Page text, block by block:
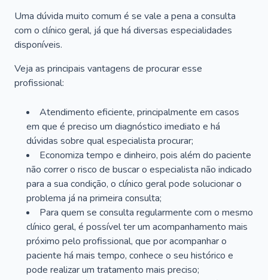
Uma dúvida muito comum é se vale a pena a consulta
com o clínico geral, já que há diversas especialidades
disponíveis.
Veja as principais vantagens de procurar esse
profissional:
Atendimento eficiente, principalmente em casos
em que é preciso um diagnóstico imediato e há
dúvidas sobre qual especialista procurar;
Economiza tempo e dinheiro, pois além do paciente
não correr o risco de buscar o especialista não indicado
para a sua condição, o clínico geral pode solucionar o
problema já na primeira consulta;
Para quem se consulta regularmente com o mesmo
clínico geral, é possível ter um acompanhamento mais
próximo pelo profissional, que por acompanhar o
paciente há mais tempo, conhece o seu histórico e
pode realizar um tratamento mais preciso;